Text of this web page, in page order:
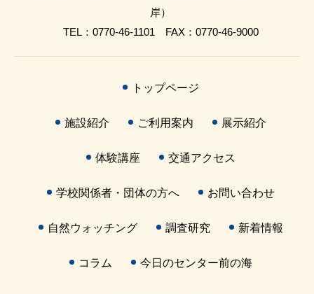
岸）
TEL：0770-46-1101 FAX：0770-46-9000
トップページ
施設紹介 ご利用案内 展示紹介
体験講座 交通アクセス
学校関係者・団体の方へ お問い合わせ
自然ウォッチング 調査研究 新着情報
コラム 今日のセンター前の海